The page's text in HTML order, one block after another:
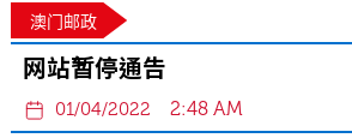
澳门邮政
网站暂停通告
01/04/2022 2:48 AM